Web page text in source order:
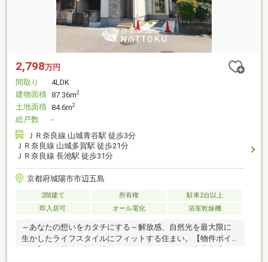
2,798万円
間取り
4LDK
建物面積 87.36m2
土地面積 84.6m2
総戸数
-
ＪＲ奈良線 山城青谷駅 徒歩3分
ＪＲ奈良線 山城多賀駅 徒歩21分
ＪＲ奈良線 長池駅 徒歩31分
京都府城陽市市辺五島
2階建て 所有権
駐車2台以上
即入居可
オール電化 浴室乾燥機
～あなたの想いをカタチにする～解放感、自然光を最大限に
生かしたライフスタイルにフィットする住まい。【物件ポイ